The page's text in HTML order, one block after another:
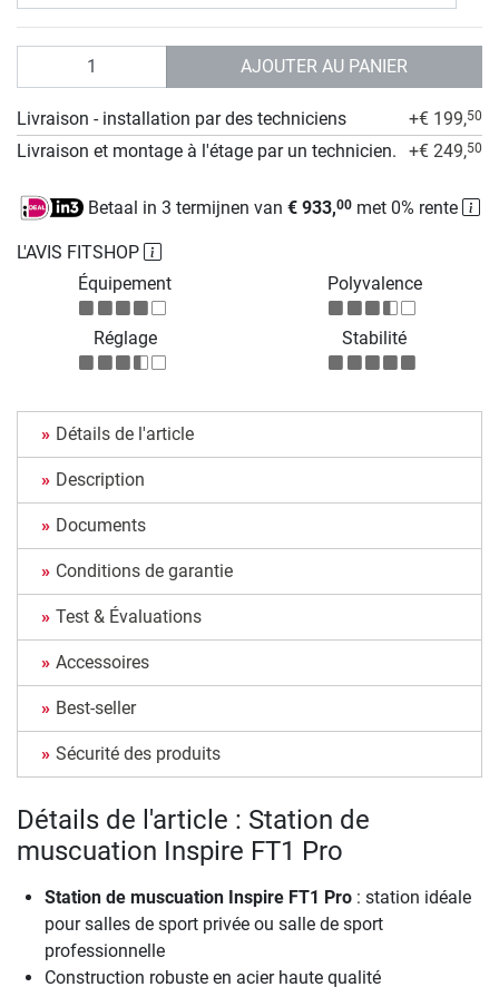
AJOUTER AU PANIER
L'AVIS FITSHOP
Équipement
Polyvalence
Réglage Stabilité
Livraison - installation par des techniciens +€ 199,50
Livraison et montage à l'étage par un technicien. +€ 249,50
Betaal in 3 termijnen van € 933,00 met 0% rente
Détails de l'article
Description
Documents
Conditions de garantie
Test & Évaluations
Accessoires
Best-seller
Sécurité des produits
Détails de l'article : Station de
muscuation Inspire FT1 Pro
Station de muscuation Inspire FT1 Pro : station idéale
pour salles de sport privée ou salle de sport
professionnelle
Construction robuste en acier haute qualité